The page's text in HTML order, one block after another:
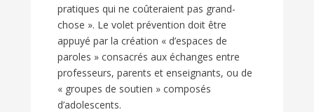
pratiques qui ne coûteraient pas grand-
chose ». Le volet prévention doit être
appuyé par la création « d’espaces de
paroles » consacrés aux échanges entre
professeurs, parents et enseignants, ou de
« groupes de soutien » composés
d’adolescents.